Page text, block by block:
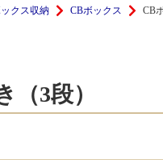
クス収納 CBボックス CB
3段）